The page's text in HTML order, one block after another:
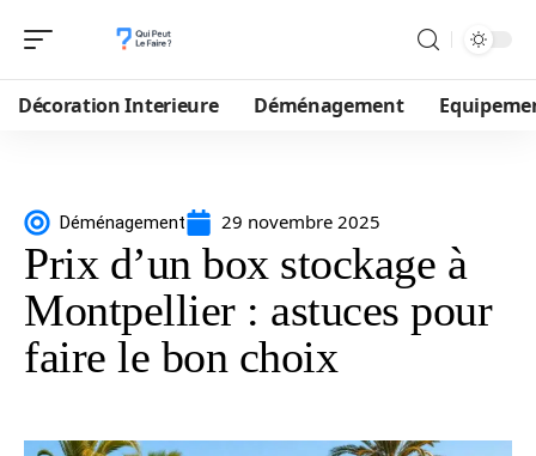
Décoration Interieure Déménagement
Déménagement 29 novembre 2025
Prix d’un box stockage à
Montpellier : astuces pour
faire le bon choix